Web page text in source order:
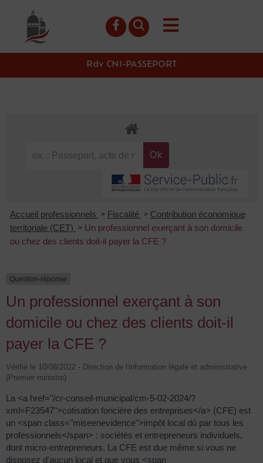
principal
Rdv CNI-PASSEPORT
Accueil professionnels > Fiscalité > Contribution économique
territoriale (CET)
> Un professionnel exerçant à son domicile
ou chez des clients doit-il payer la CFE ?
Question-réponse
Un professionnel exerçant à son
domicile ou chez des clients doit-il
payer la CFE ?
Vérifié le 10/08/2022 - Direction de l'information légale et administrative
(Premier ministre)
La <a href="/cr-conseil-municipal/cm-5-02-2024/?
xml=F23547">cotisation foncière des entreprises</a> (CFE) est
un <span class="miseenevidence">impôt local dû par tous les
professionnels</span> : sociétés et entrepreneurs individuels,
dont micro-entrepreneurs. La CFE est due même si vous ne
disposez d'aucun local et que vous <span